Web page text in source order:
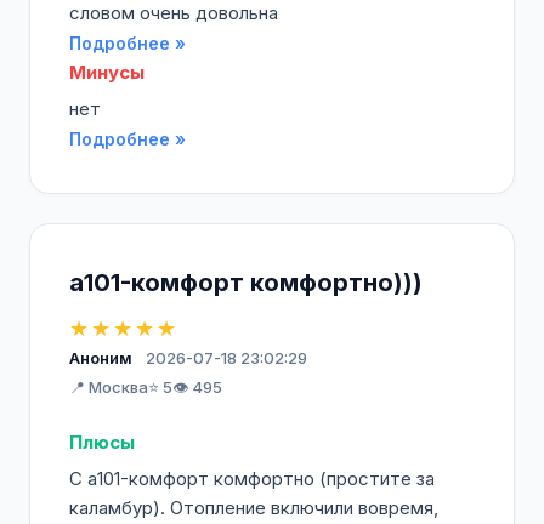
словом очень довольна
Подробнее »
Минусы
нет
Подробнее »
а101-комфорт комфортно)))
★★★★★
Аноним
2026-07-18 23:02:29
📍 Москва⭐ 5👁️ 495
Плюсы
С а101-комфорт комфортно (простите за
каламбур). Отопление включили вовремя,